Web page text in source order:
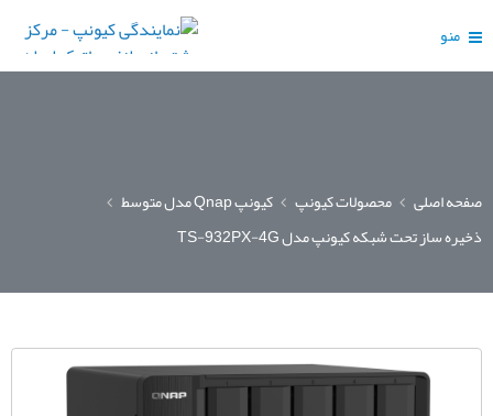
منو
صفحه اصلی محصولات کیونپ
کیونپ Qnap مدل متوسط
ذخیره ساز تحت شبکه کیونپ مدل TS-932PX-4G